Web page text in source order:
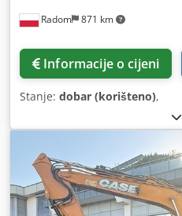
Radom 871 km
Informacije o cijeni
Stanje: dobar (korišteno),